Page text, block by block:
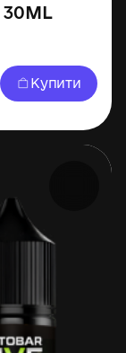
30ML
Купити